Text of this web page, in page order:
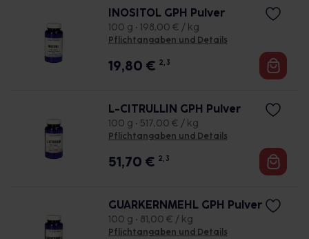
INOSITOL GPH Pulver
100 g • 198,00 € / kg
Pflichtangaben und Details
19,80 € 2, 3
L-CITRULLIN GPH Pulver
100 g • 517,00 € / kg
Pflichtangaben und Details
51,70 € 2, 3
GUARKERNMEHL GPH Pulver
100 g • 81,00 € / kg
Pflichtangaben und Details